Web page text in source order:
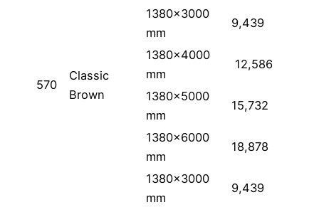
570
Classic
Brown
1380×3000
mm
9,439
1380×4000
mm
12,586
1380×5000
mm
15,732
1380×6000
mm
18,878
1380×3000
mm
9,439